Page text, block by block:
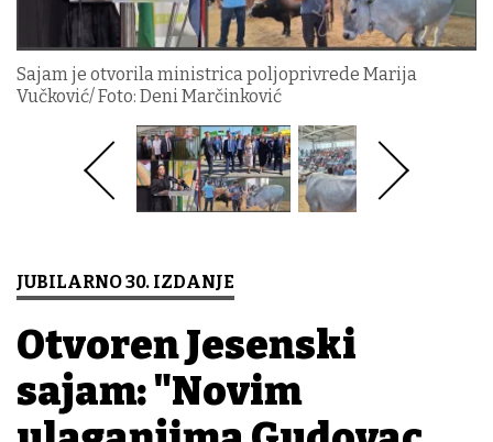
Sajam je otvorila ministrica poljoprivrede Marija
Vučković/ Foto: Deni Marčinković
JUBILARNO 30. IZDANJE
Otvoren Jesenski
sajam: "Novim